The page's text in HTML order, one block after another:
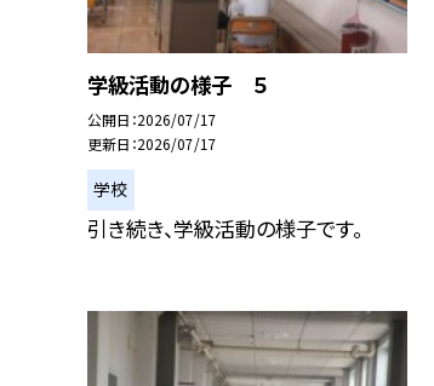
学級活動の様子 ５
公開日 2026/07/17
更新日 2026/07/17
学校
引き続き、学級活動の様子です。